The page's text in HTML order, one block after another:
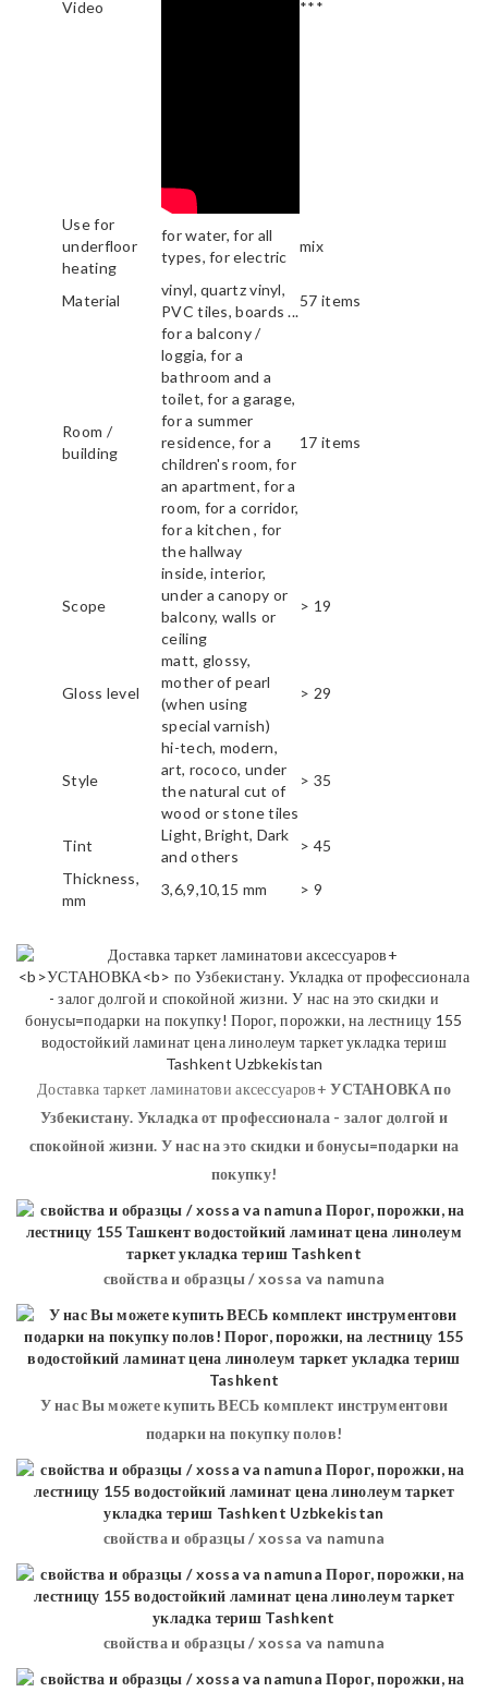
Video ***
Use for
underfloor
heating
for water, for all
types, for electric
mix
Material
vinyl, quartz vinyl,
PVC tiles, boards ...
57 items
Room /
building
for a balcony /
loggia, for a
bathroom and a
toilet, for a garage,
for a summer
residence, for a
children's room, for
an apartment, for a
room, for a corridor,
for a kitchen , for
the hallway
17 items
Scope
inside, interior,
under a canopy or
balcony, walls or
ceiling
> 19
Gloss level
matt, glossy,
mother of pearl
(when using
special varnish)
> 29
Style
hi-tech, modern,
art, rococo, under
the natural cut of
wood or stone tiles
> 35
Tint
Light, Bright, Dark
and others
> 45
Thickness,
mm
3,6,9,10,15 mm > 9
Доставка таркет ламинатови аксессуаров+УСТАНОВКАпо
Узбекистану. Укладка от профессионала - залог долгой и
спокойной жизни. У нас на это скидки и бонусы=подарки на
покупку!
свойства и образцы / xossa va namuna
У нас Вы можете купить ВЕСЬ комплект инструментови
подарки на покупку полов!
свойства и образцы / xossa va namuna
свойства и образцы / xossa va namuna